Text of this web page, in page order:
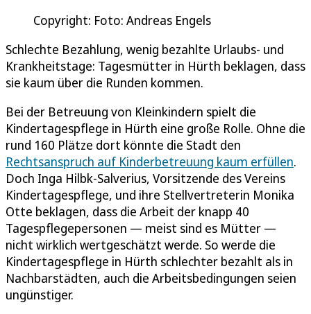
Copyright: Foto: Andreas Engels
Schlechte Bezahlung, wenig bezahlte Urlaubs- und
Krankheitstage: Tagesmütter in Hürth beklagen, dass
sie kaum über die Runden kommen.
Bei der Betreuung von Kleinkindern spielt die
Kindertagespflege in Hürth eine große Rolle. Ohne die
rund 160 Plätze dort könnte die Stadt den
Rechtsanspruch auf Kinderbetreuung kaum erfüllen.
Doch Inga Hilbk-Salverius, Vorsitzende des Vereins
Kindertagespflege, und ihre Stellvertreterin Monika
Otte beklagen, dass die Arbeit der knapp 40
Tagespflegepersonen — meist sind es Mütter —
nicht wirklich wertgeschätzt werde. So werde die
Kindertagespflege in Hürth schlechter bezahlt als in
Nachbarstädten, auch die Arbeitsbedingungen seien
ungünstiger.